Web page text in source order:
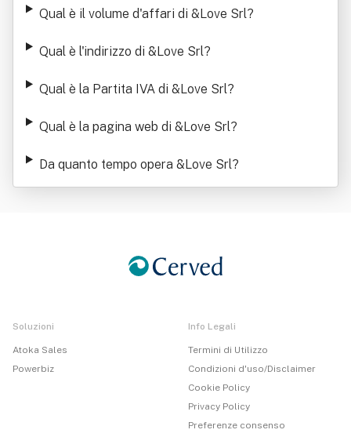
Qual è il volume d'affari di &Love Srl?
Qual è l'indirizzo di &Love Srl?
Qual è la Partita IVA di &Love Srl?
Qual è la pagina web di &Love Srl?
Da quanto tempo opera &Love Srl?
Soluzioni
Atoka Sales
Powerbiz
Info Legali
Termini di Utilizzo
Condizioni d'uso/Disclaimer
Cookie Policy
Privacy Policy
Preferenze consenso